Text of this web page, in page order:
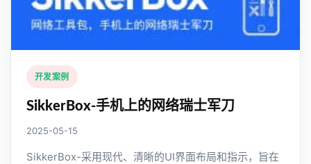
开发案例
SikkerBox-手机上的网络瑞士军刀
2025-05-15
SikkerBox-采用现代、清晰的UI界面布局和指示，旨在